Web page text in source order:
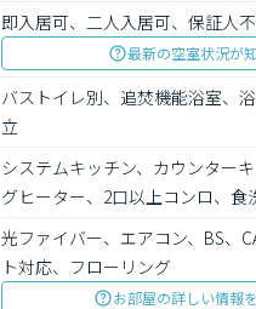
即入居可、二人入居可、保証人
最新の空室状況が
バストイレ別、追焚機能浴室、
立
システムキッチン、カウンター
グヒーター、2口以上コンロ、食
光ファイバー、エアコン、BS、
ト対応、フローリング
お部屋の詳しい情報